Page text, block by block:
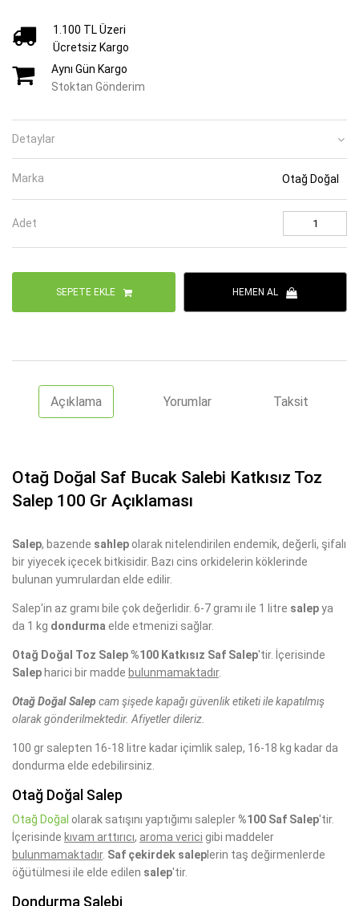
1.100 TL Üzeri
Ücretsiz Kargo
Aynı Gün Kargo
Stoktan Gönderim
Detaylar
Marka Otağ Doğal
Adet
SEPETE EKLE HEMEN AL
Açıklama Yorumlar Taksit
Otağ Doğal Saf Bucak Salebi Katkısız Toz
Salep 100 Gr Açıklaması
Salep, bazende sahlep olarak nitelendirilen endemik, değerli, şifalı
bir yiyecek içecek bitkisidir. Bazı cins orkidelerin köklerinde
bulunan yumrulardan elde edilir.
Salep'in az gramı bile çok değerlidir. 6-7 gramı ile 1 litre salepya
da 1 kg dondurma elde etmenizi sağlar.
Otağ Doğal Toz Salep %100 Katkısız Saf Salep'tir. İçerisinde
Salep harici bir madde bulunmamaktadır.
Otağ Doğal Salep cam şişede kapağı güvenlik etiketi ile kapatılmış
olarak gönderilmektedir. Afiyetler dileriz.
100 gr salepten 16-18 litre kadar içimlik salep, 16-18 kg kadar da
dondurma elde edebilirsiniz.
Otağ Doğal Salep
Otağ Doğal olarak satışını yaptığımı salepler %100 Saf Salep'tir.
İçerisinde kıvam arttırıcı, aroma verici gibi maddeler
bulunmamaktadır. Saf çekirdek saleplerin taş değirmenlerde
öğütülmesi ile elde edilen salep'tir.
Dondurma Salebi